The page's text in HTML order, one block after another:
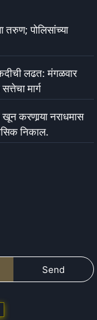
पोलिसांच्या
लढत: मंगळवार
मार्ग
करणार्‍या नराधमास
निकाल.
Send